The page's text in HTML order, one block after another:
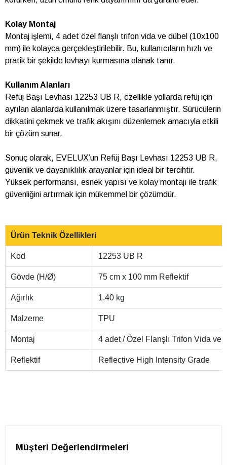
Kolay Montaj
Montaj işlemi, 4 adet özel flanşlı trifon vida ve dübel (10x100
mm) ile kolayca gerçekleştirilebilir. Bu, kullanıcıların hızlı ve
pratik bir şekilde levhayı kurmasına olanak tanır.
Kullanım Alanları
Refüj Başı Levhası 12253 UB R, özellikle yollarda refüj için
ayrılan alanlarda kullanılmak üzere tasarlanmıştır. Sürücülerin
dikkatini çekmek ve trafik akışını düzenlemek amacıyla etkili
bir çözüm sunar.
Sonuç olarak, EVELUX’un Refüj Başı Levhası 12253 UB R,
güvenlik ve dayanıklılık arayanlar için ideal bir tercihtir.
Yüksek performansı, esnek yapısı ve kolay montajı ile trafik
güvenliğini artırmak için mükemmel bir çözümdür.
Ürün Teknik Özellikleri
Kod 12253 UB R
Gövde (H/Ø) 75 cm x 100 mm Reflektif
Ağırlık 1.40 kg
Malzeme TPU
Montaj 4 adet / Özel Flanşlı Trifon Vida
Reflektif Reflective High Intensity Grade
Müşteri Değerlendirmeleri